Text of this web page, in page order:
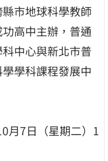
市地球科學教師
高中主辦，普通
中心與新北市普
學科課程發展中
月7日（星期二）1